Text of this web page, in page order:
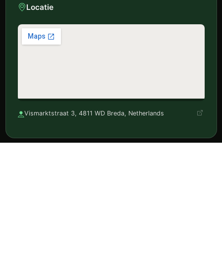
Locatie
Vismarktstraat 3, 4811 WD Breda, Netherlands